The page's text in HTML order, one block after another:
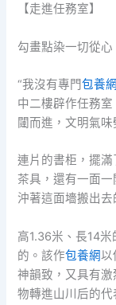
【走進任務室】
勾畫點染一切從心
“我沒有專門包養網
中二樓辟作任務
闥而進，文明氣味
連片的書柜，擺
茶具，還有一面
沖著這面墻搬出去
高1.36米、長14
的。該作包養網以
神韻致，又具有
物轉進山川后的代